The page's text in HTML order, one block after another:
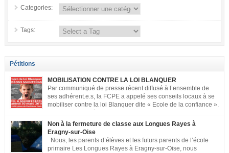
Categories:
Tags:
Pétitions
MOBILISATION CONTRE LA LOI BLANQUER
Par communiqué de presse récent diffusé à l’ensemble de
ses adhérent.e.s, la FCPE a appelé ses conseils locaux à se
mobiliser contre la loi Blanquer dite « Ecole de la confiance ».
met à votre disposition ce kit de mobilisation comprenant : 1 affiche
appelant […]
Non à la fermeture de classe aux Longues Rayes à
Eragny-sur-Oise
Nous, les parents d’élèves et les futurs parents de l’école
primaire Les Longues Rayes à Eragny-sur-Oise, nous